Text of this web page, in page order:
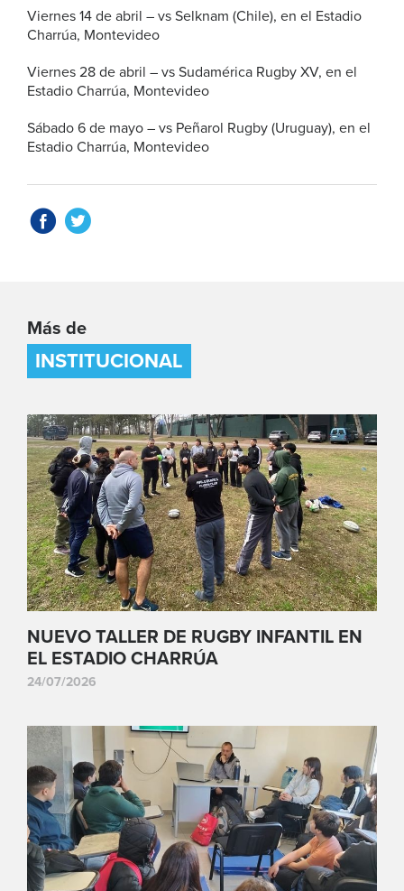
Viernes 14 de abril – vs Selknam (Chile), en el Estadio
Charrúa, Montevideo
Viernes 28 de abril – vs Sudamérica Rugby XV, en el
Estadio Charrúa, Montevideo
Sábado 6 de mayo – vs Peñarol Rugby (Uruguay), en el
Estadio Charrúa, Montevideo
Más de
INSTITUCIONAL
NUEVO TALLER DE RUGBY INFANTIL EN
EL ESTADIO CHARRÚA
24/07/2026